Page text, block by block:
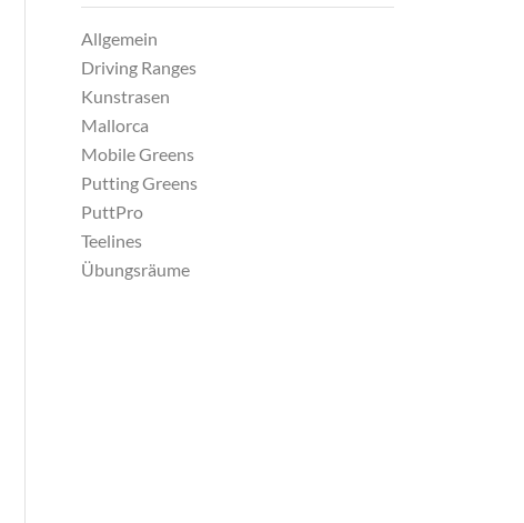
Allgemein
Driving Ranges
Kunstrasen
Mallorca
Mobile Greens
Putting Greens
PuttPro
Teelines
Übungsräume